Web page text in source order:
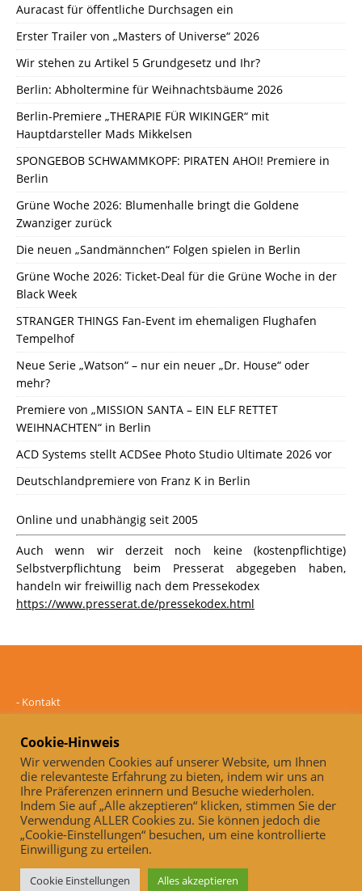
Auracast für öffentliche Durchsagen ein
Erster Trailer von „Masters of Universe“ 2026
Wir stehen zu Artikel 5 Grundgesetz und Ihr?
Berlin: Abholtermine für Weihnachtsbäume 2026
Berlin-Premiere „THERAPIE FÜR WIKINGER“ mit
Hauptdarsteller Mads Mikkelsen
SPONGEBOB SCHWAMMKOPF: PIRATEN AHOI! Premiere in
Berlin
Grüne Woche 2026: Blumenhalle bringt die Goldene
Zwanziger zurück
Die neuen „Sandmännchen“ Folgen spielen in Berlin
Grüne Woche 2026: Ticket-Deal für die Grüne Woche in der
Black Week
STRANGER THINGS Fan-Event im ehemaligen Flughafen
Tempelhof
Neue Serie „Watson“ – nur ein neuer „Dr. House“ oder
mehr?
Premiere von „MISSION SANTA – EIN ELF RETTET
WEIHNACHTEN“ in Berlin
ACD Systems stellt ACDSee Photo Studio Ultimate 2026 vor
Deutschlandpremiere von Franz K in Berlin
Online und unabhängig seit 2005
Auch wenn wir derzeit noch keine (kostenpflichtige)
Selbstverpflichtung beim Presserat abgegeben haben,
handeln wir freiwillig nach dem Pressekodex
https://www.presserat.de/pressekodex.html
- Kontakt
Datenschutz
-Impressum
Online und unabhängig seit 2005
Auch, wenn wir derzeit noch keine (kostenpflichtige)
Selbstverpflichtung beim Presserat abgegeben haben, handeln wir
freiwillig nach dem Pressekodex
https://www.presserat.de/pressekodex.html
Cookie-Hinweis
Wir verwenden Cookies auf unserer Website, um Ihnen
die relevanteste Erfahrung zu bieten, indem wir uns an
Ihre Präferenzen erinnern und Besuche wiederholen.
Indem Sie auf „Alle akzeptieren“ klicken, stimmen Sie der
Verwendung ALLER Cookies zu. Sie können jedoch die
„Cookie-Einstellungen“ besuchen, um eine kontrollierte
Einwilligung zu erteilen.
Cookie Einstellungen Alles akzeptieren